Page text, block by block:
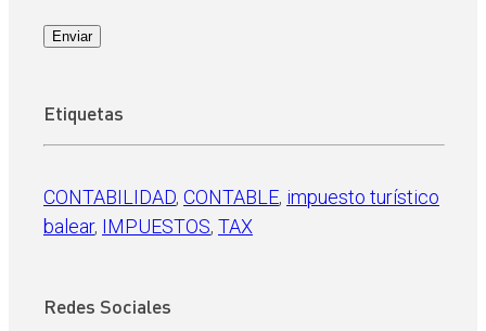
Enviar
Etiquetas
CONTABILIDAD, CONTABLE, impuesto turístico
balear, IMPUESTOS, TAX
Redes Sociales